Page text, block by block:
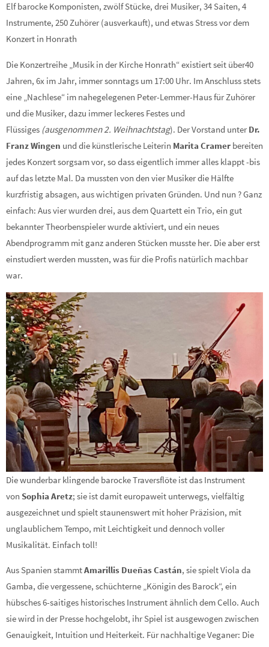
Elf barocke Komponisten, zwölf Stücke, drei Musiker, 34 Saiten, 4
Instrumente, 250 Zuhörer (ausverkauft), und etwas Stress vor dem
Konzert in Honrath
Die Konzertreihe „Musik in der Kirche Honrath“ existiert seit über40
Jahren, 6x im Jahr, immer sonntags um 17:00 Uhr. Im Anschluss stets
eine „Nachlese“ im nahegelegenen Peter-Lemmer-Haus für Zuhörer
und die Musiker, dazu immer leckeres Festes und
Flüssiges (ausgenommen 2. Weihnachtstag). Der Vorstand unter Dr.
Franz Wingen und die künstlerische Leiterin Marita Cramer bereiten
jedes Konzert sorgsam vor, so dass eigentlich immer alles klappt -bis
auf das letzte Mal. Da mussten von den vier Musiker die Hälfte
kurzfristig absagen, aus wichtigen privaten Gründen. Und nun ? Ganz
einfach: Aus vier wurden drei, aus dem Quartett ein Trio, ein gut
bekannter Theorbenspieler wurde aktiviert, und ein neues
Abendprogramm mit ganz anderen Stücken musste her. Die aber erst
einstudiert werden mussten, was für die Profis natürlich machbar
war.
Die wunderbar klingende barocke Traversflöte ist das Instrument
von Sophia Aretz; sie ist damit europaweit unterwegs, vielfältig
ausgezeichnet und spielt staunenswert mit hoher Präzision, mit
unglaublichem Tempo, mit Leichtigkeit und dennoch voller
Musikalität. Einfach toll!
Aus Spanien stammtAmarillis Dueñas Castán, sie spielt Viola da
Gamba, die vergessene, schüchterne „Königin des Barock“, ein
hübsches 6-saitiges historisches Instrument ähnlich dem Cello. Auch
sie wird in der Presse hochgelobt, ihr Spiel ist ausgewogen zwischen
Genauigkeit, Intuition und Heiterkeit. Für nachhaltige Veganer: Die